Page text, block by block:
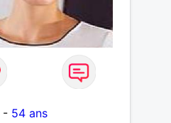
- 54 ans